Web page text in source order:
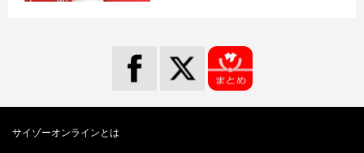
サイゾーオンラインとは